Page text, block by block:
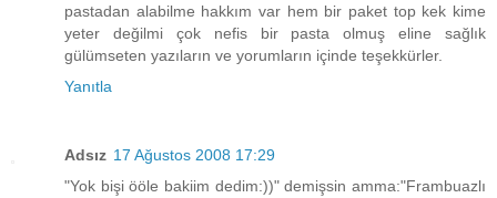
pastadan alabilme hakkım var hem bir paket top kek kime
yeter değilmi çok nefis bir pasta olmuş eline sağlık
gülümseten yazıların ve yorumların içinde teşekkürler.
Yanıtla
Adsız 17 Ağustos 2008 17:29
"Yok bişi ööle bakiim dedim:))" demişsin amma:"Frambuazlı